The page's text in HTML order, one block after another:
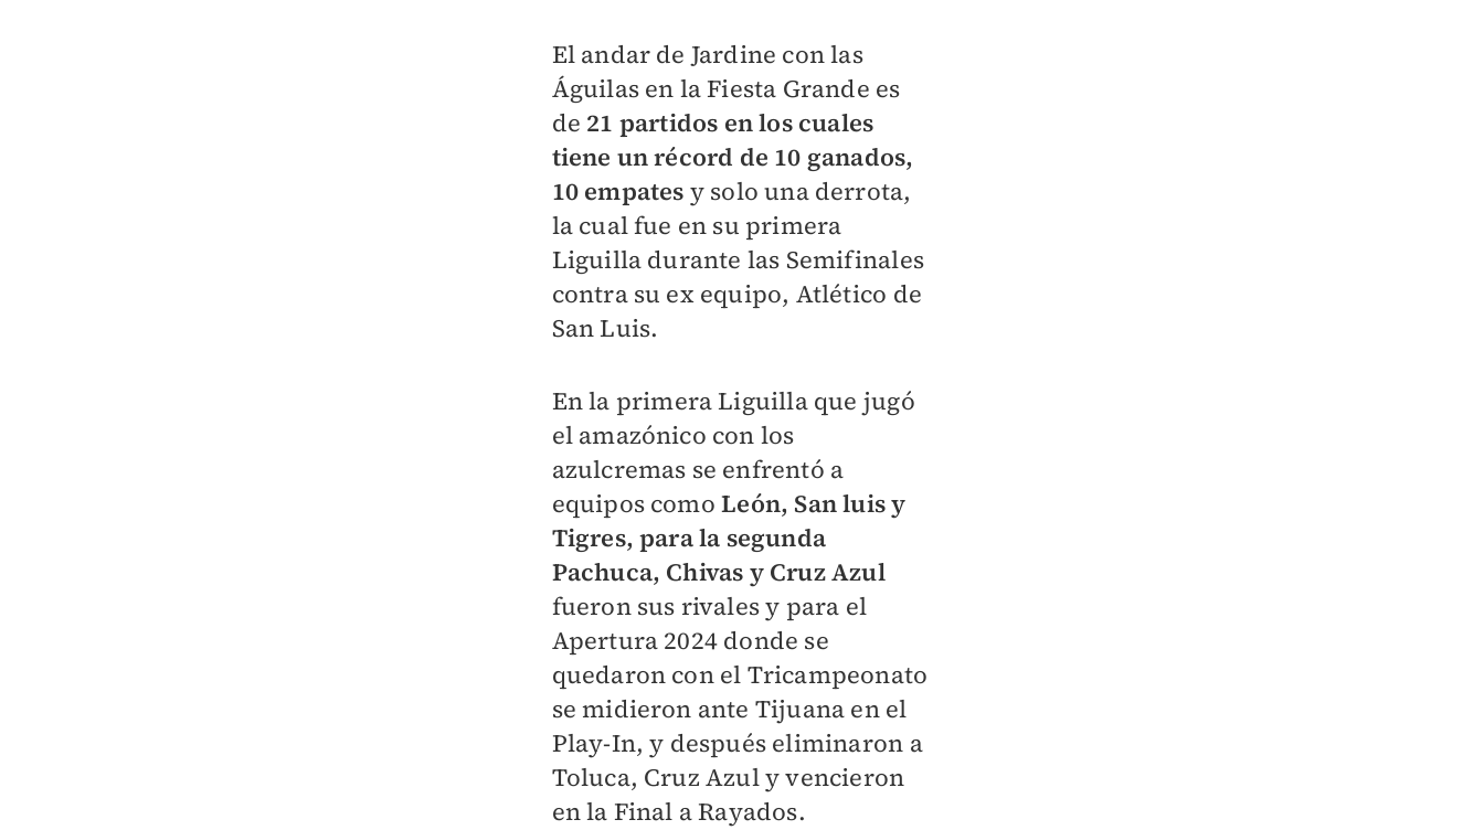
El andar de Jardine con las
Águilas en la Fiesta Grande es
de 21 partidos en los cuales
tiene un récord de 10 ganados,
10 empates y solo una derrota,
la cual fue en su primera
Liguilla durante las Semifinales
contra su ex equipo, Atlético de
San Luis.
En la primera Liguilla que jugó
el amazónico con los
azulcremas se enfrentó a
equipos comoLeón, San luis y
Tigres, para la segunda
Pachuca, Chivas y Cruz Azul
fueron sus rivales y para el
Apertura 2024 donde se
quedaron con el Tricampeonato
se midieron ante Tijuana en el
Play-In, y después eliminaron a
Toluca, Cruz Azul y vencieron
en la Final a Rayados.